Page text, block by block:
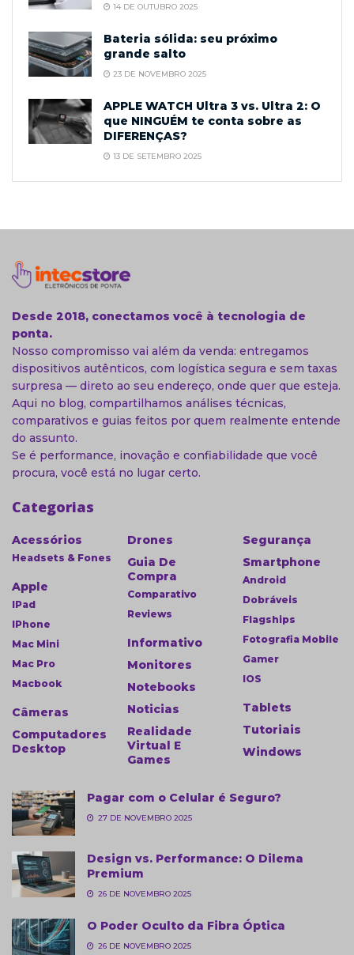
14 DE OUTUBRO 2025
Bateria sólida: seu próximo
grande salto
23 DE NOVEMBRO 2025
APPLE WATCH Ultra 3 vs. Ultra 2: O
que NINGUÉM te conta sobre as
DIFERENÇAS?
13 DE SETEMBRO 2025
Desde 2018, conectamos você à tecnologia de
ponta.
Nosso compromisso vai além da venda: entregamos
dispositivos autênticos, com logística segura e sem taxas
surpresa — direto ao seu endereço, onde quer que esteja.
Aqui no blog, compartilhamos análises técnicas,
comparativos e guias feitos por quem realmente entende
do assunto.
Se é performance, inovação e confiabilidade que você
procura, você está no lugar certo.
Categorias
Acessórios
Headsets & Fones
Apple
IPad
IPhone
Mac Mini
Mac Pro
Macbook
Câmeras
Computadores
Desktop
Drones
Guia De
Compra
Comparativo
Reviews
Informativo
Monitores
Notebooks
Noticias
Realidade
Virtual E
Games
Segurança
Smartphone
Android
Dobráveis
Flagships
Fotografia Mobile
Gamer
IOS
Tablets
Tutoriais
Windows
Pagar com o Celular é Seguro?
27 DE NOVEMBRO 2025
Design vs. Performance: O Dilema
Premium
26 DE NOVEMBRO 2025
O Poder Oculto da Fibra Óptica
26 DE NOVEMBRO 2025